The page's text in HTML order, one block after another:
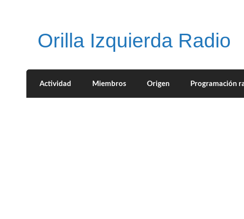
Orilla Izquierda Radio
Actividad Miembros Origen Programación